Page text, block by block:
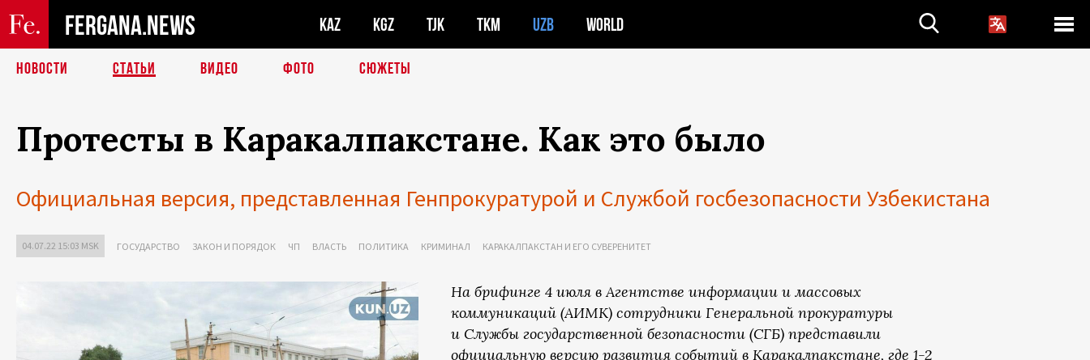
FERGANA.NEWS KAZ KGZ TJK TKM UZB WORLD
НОВОСТИ СТАТЬИ ВИДЕО ФОТО СЮЖЕТЫ
Протесты в Каракалпакстане. Как это было
Официальная версия, представленная Генпрокуратурой и Службой госбезопасности Узбекистана
04.07.22 15:03 MSK ГОСУДАРСТВО ЗАКОН И ПОРЯДОК ЧП ВЛАСТЬ ПОЛИТИКА КРИМИНАЛ КАРАКАЛПАКСТАН И ЕГО СУВЕРЕНИТЕТ
На брифинге 4 июля в Агентстве информации и массовых
коммуникаций (АИМК) сотрудники Генеральной прокуратуры
и Службы государственной безопасности (СГБ) представили
официальную версию развития событий в Каракалпакстане, где 1-2